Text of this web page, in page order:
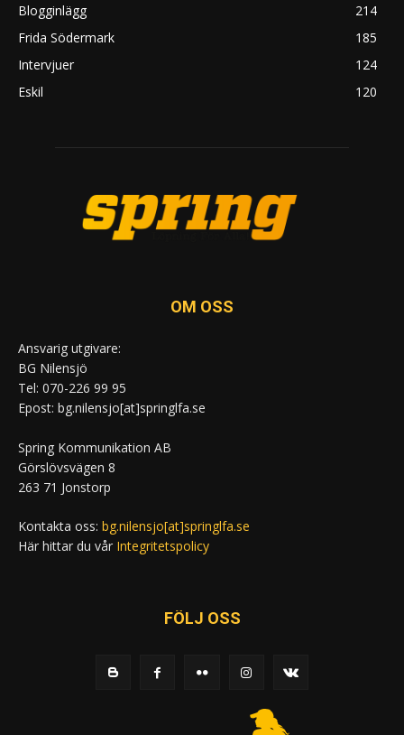
Blogginlägg
214
Frida Södermark
185
Intervjuer
124
Eskil
120
OM OSS
Ansvarig utgivare:
BG Nilensjö
Tel: 070-226 99 95
Epost: bg.nilensjo[at]springlfa.se
Spring Kommunikation AB
Görslövsvägen 8
263 71 Jonstorp
Kontakta oss: bg.nilensjo[at]springlfa.se
Här hittar du vår Integritetspolicy
FÖLJ OSS